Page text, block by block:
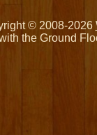
© 2008-2026
the Ground